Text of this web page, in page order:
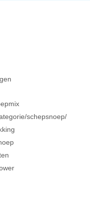
schepsnoep/